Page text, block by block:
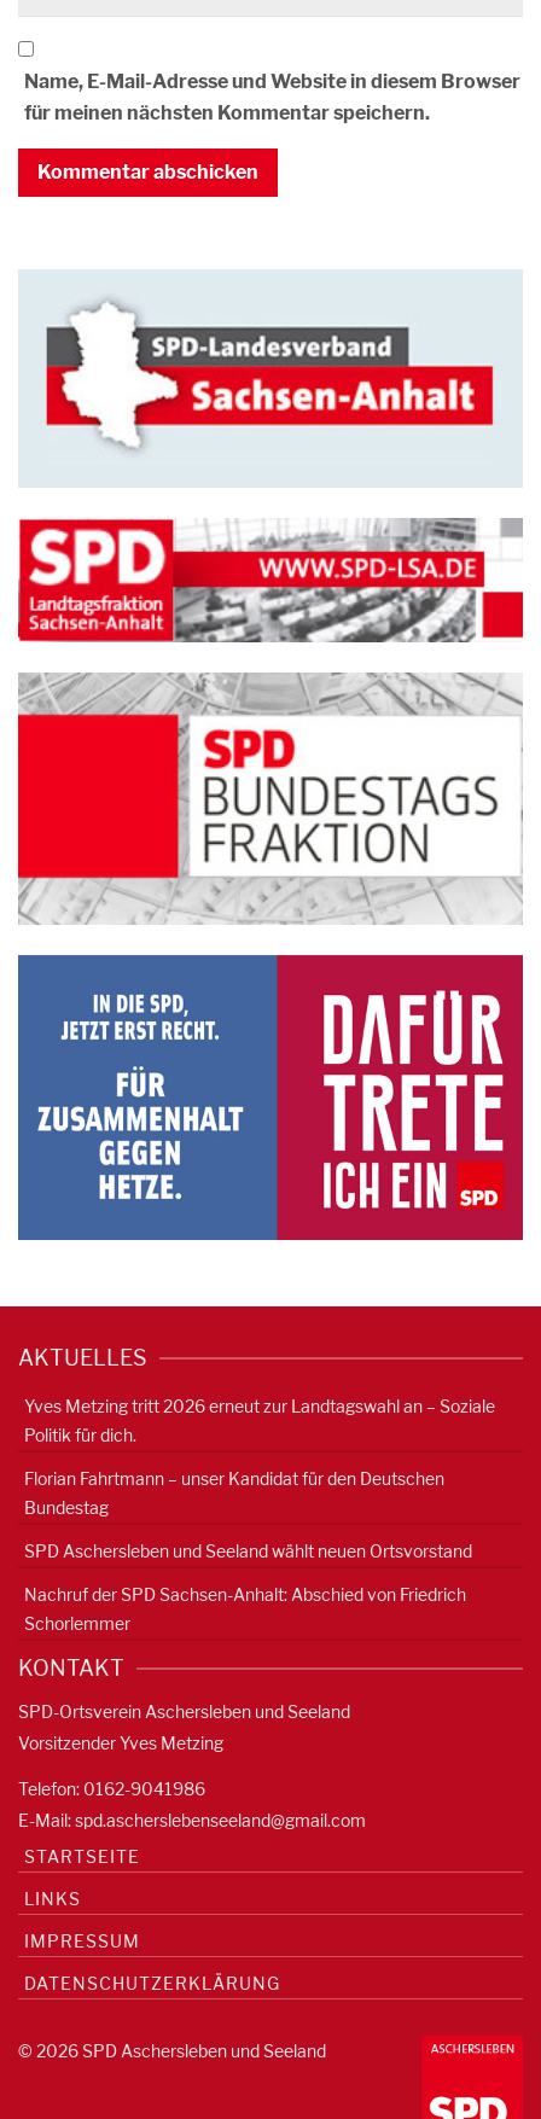
Name, E-Mail-Adresse und Website in diesem Browser
für meinen nächsten Kommentar speichern.
AKTUELLES
Yves Metzing tritt 2026 erneut zur Landtagswahl an – Soziale
Politik für dich.
Florian Fahrtmann – unser Kandidat für den Deutschen
Bundestag
SPD Aschersleben und Seeland wählt neuen Ortsvorstand
Nachruf der SPD Sachsen-Anhalt: Abschied von Friedrich
Schorlemmer
KONTAKT
SPD-Ortsverein Aschersleben und Seeland
Vorsitzender Yves Metzing
Telefon: 0162-9041986
E-Mail:spd.ascherslebenseeland@gmail.com
STARTSEITE
LINKS
IMPRESSUM
DATENSCHUTZERKLÄRUNG
© 2026 SPD Aschersleben und Seeland